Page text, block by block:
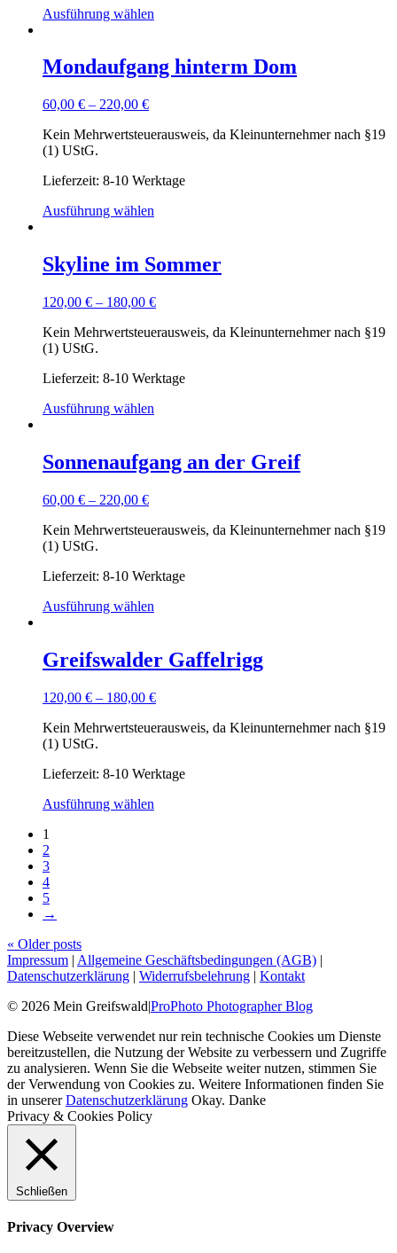
Ausführung wählen
Mondaufgang hinterm Dom
60,00 € – 220,00 €
Kein Mehrwertsteuerausweis, da Kleinunternehmer nach §19
(1) UStG.
Lieferzeit: 8-10 Werktage
Ausführung wählen
Skyline im Sommer
120,00 € – 180,00 €
Kein Mehrwertsteuerausweis, da Kleinunternehmer nach §19
(1) UStG.
Lieferzeit: 8-10 Werktage
Ausführung wählen
Sonnenaufgang an der Greif
60,00 € – 220,00 €
Kein Mehrwertsteuerausweis, da Kleinunternehmer nach §19
(1) UStG.
Lieferzeit: 8-10 Werktage
Ausführung wählen
Greifswalder Gaffelrigg
120,00 € – 180,00 €
Kein Mehrwertsteuerausweis, da Kleinunternehmer nach §19
(1) UStG.
Lieferzeit: 8-10 Werktage
Ausführung wählen
1
2
3
4
5
→
« Older posts
Impressum | Allgemeine Geschäftsbedingungen (AGB) |
Datenschutzerklärung | Widerrufsbelehrung | Kontakt
© 2026 Mein Greifswald|ProPhoto Photographer Blog
Diese Webseite verwendet nur rein technische Cookies um Dienste
bereitzustellen, die Nutzung der Website zu verbessern und Zugriffe
zu analysieren. Wenn Sie die Webseite weiter nutzen, stimmen Sie
der Verwendung von Cookies zu. Weitere Informationen finden Sie
in unsererDatenschutzerklärung Okay. Danke
Privacy & Cookies Policy
Schließen
Privacy Overview